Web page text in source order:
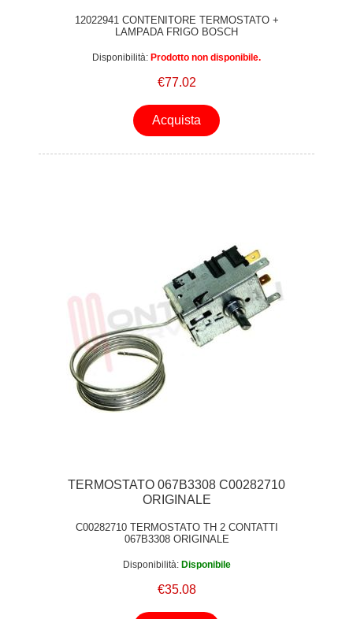
12022941 CONTENITORE TERMOSTATO +
LAMPADA FRIGO BOSCH
Disponibilità: Prodotto non disponibile.
€77.02
Acquista
TERMOSTATO 067B3308 C00282710
ORIGINALE
C00282710 TERMOSTATO TH 2 CONTATTI
067B3308 ORIGINALE
Disponibilità: Disponibile
€35.08